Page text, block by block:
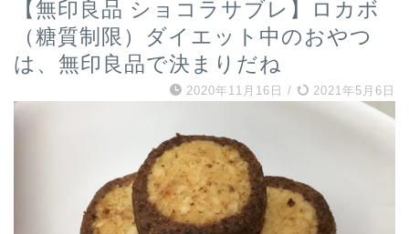
【無印良品 ショコラサブレ】ロカボ
（糖質制限）ダイエット中のおやつ
は、無印良品で決まりだね
2020年11月16日 / 2021年5月6日